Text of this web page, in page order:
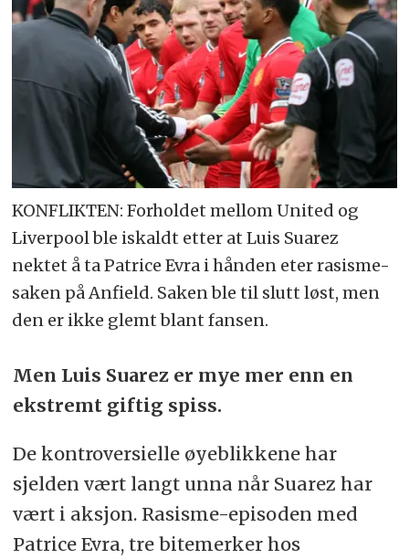
KONFLIKTEN: Forholdet mellom United og
Liverpool ble iskaldt etter at Luis Suarez
nektet å ta Patrice Evra i hånden eter rasisme-
saken på Anfield. Saken ble til slutt løst, men
den er ikke glemt blant fansen.
Men Luis Suarez er mye mer enn en
ekstremt giftig spiss.
De kontroversielle øyeblikkene har
sjelden vært langt unna når Suarez har
vært i aksjon. Rasisme-episoden med
Patrice Evra, tre bitemerker hos